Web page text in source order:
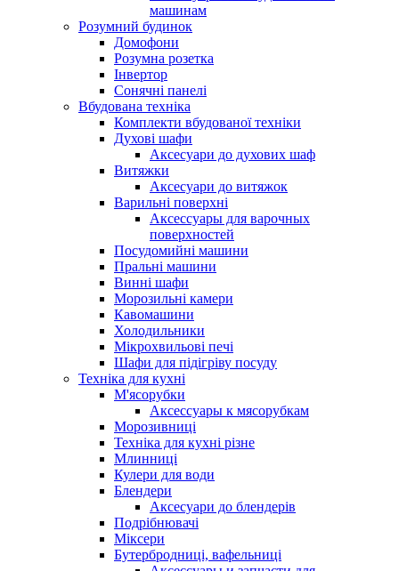
машинам
Розумний будинок
Домофони
Розумна розетка
Інвертор
Сонячні панелі
Вбудована техніка
Комплекти вбудованої техніки
Духові шафи
Аксесуари до духових шаф
Витяжки
Аксесуари до витяжок
Варильні поверхні
Аксессуары для варочных
поверхностей
Посудомийні машини
Пральні машини
Винні шафи
Морозильні камери
Кавомашини
Холодильники
Мікрохвильові печі
Шафи для підігріву посуду
Техніка для кухні
М'ясорубки
Аксессуары к мясорубкам
Морозивниці
Техніка для кухні різне
Млинниці
Кулери для води
Блендери
Аксесуари до блендерів
Подрібнювачі
Міксери
Бутербродниці, вафельниці